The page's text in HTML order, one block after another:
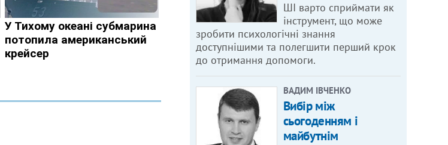
ШІ варто сприймати як
інструмент, що може
зробити психологічні знання
доступнішими та полегшити перший крок
до отримання допомоги.
ВАДИМ ІВЧЕНКО
Вибір між
сьогоденням і
майбутнім